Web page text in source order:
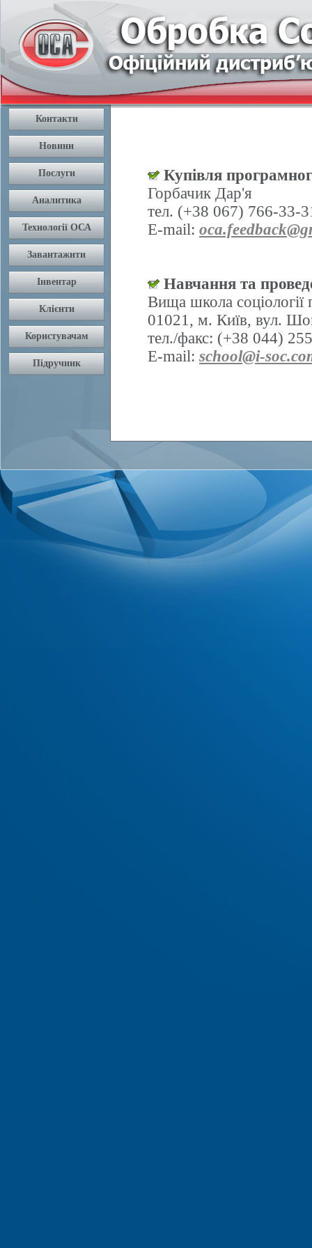
Купівля
Горбачик Дар'я
тел. (+38 067) 766-33-
E-mail:
Навчання та
Вища школа соціології
01021, м. Київ, вул.
тел./факс: (+38 044)
E-mail: school@i-